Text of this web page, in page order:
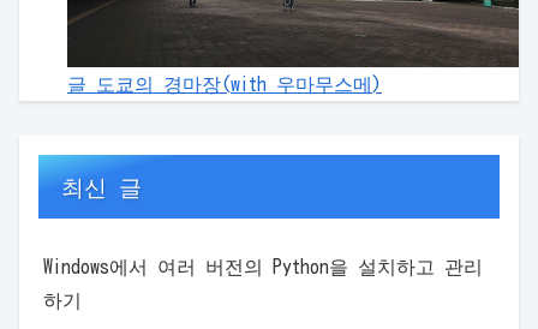
글 도쿄의 경마장(with 우마무스메)
최신 글
Windows에서 여러 버전의 Python을 설치하고 관리
하기